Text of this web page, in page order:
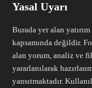
Yasal Uyarı
Burada yer alan
kapsamında değildir.
alan yorum, analiz ve
yararlanılarak
yansıtmaktadır.